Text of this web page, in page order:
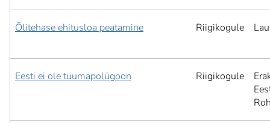
Õlitehase ehitusloa peatamine Riigikogule
Eesti ei ole tuumapolügoon Riigikogule